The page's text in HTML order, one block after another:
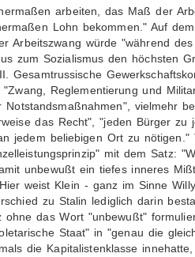
arbeiten, das Maß der
Lohn bekommen." Auf
Arbeitszwang würde "während des
zum Sozialismus den höchsten
Gesamtrussische
Reglementierung und
vielmehr
das Recht", "jeden Bürger zu
jedem beliebigen Ort zu nötigen."
mit dem Satz:
unbewußt ein tiefes inneres
weist Klein - ganz im Sinne
zu Stalin lediglich darin
das Wort "unbewußt"
Staat" in "genau die
die Kapitalistenklasse